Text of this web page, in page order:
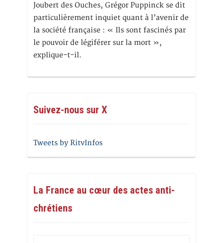
Joubert des Ouches, Grégor Puppinck se dit
particulièrement inquiet quant à l’avenir de
la société française : « Ils sont fascinés par
le pouvoir de légiférer sur la mort »,
explique-t-il.
Suivez-nous sur X
Tweets by RitvInfos
La France au cœur des actes anti-
chrétiens